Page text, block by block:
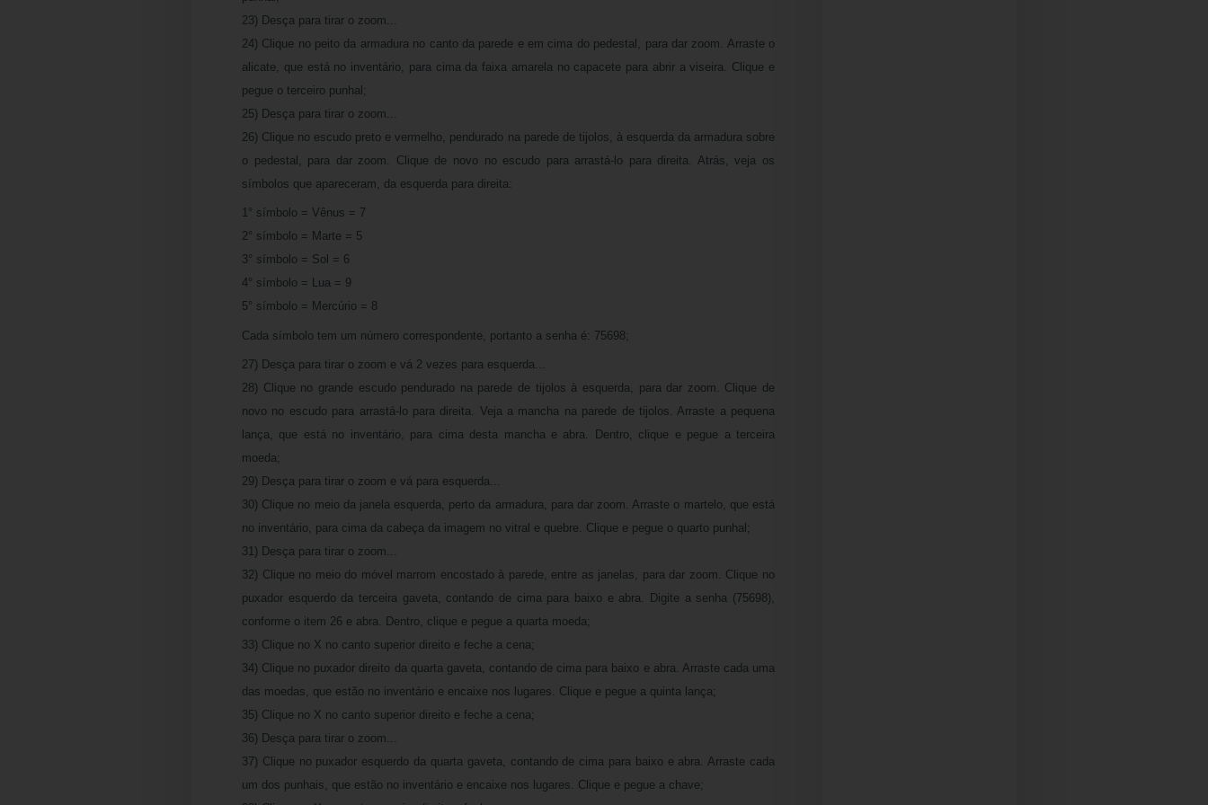
23) Desça para tirar o zoom...
24) Clique no peito da armadura no canto da parede e em cima do pedestal, para dar zoom. Arraste o
alicate, que está no inventário, para cima da faixa amarela no capacete para abrir a viseira. Clique e
pegue o terceiro punhal;
25) Desça para tirar o zoom...
26) Clique no escudo preto e vermelho, pendurado na parede de tijolos, à esquerda da armadura sobre
o pedestal, para dar zoom. Clique de novo no escudo para arrastá-lo para direita. Atrás, veja os
símbolos que apareceram, da esquerda para direita:
1° símbolo = Vênus = 7
2° símbolo = Marte = 5
3° símbolo = Sol = 6
4° símbolo = Lua = 9
5° símbolo = Mercúrio = 8
Cada símbolo tem um número correspondente, portanto a senha é: 75698;
27) Desça para tirar o zoom e vá 2 vezes para esquerda...
28) Clique no grande escudo pendurado na parede de tijolos à esquerda, para dar zoom. Clique de
novo no escudo para arrastá-lo para direita. Veja a mancha na parede de tijolos. Arraste a pequena
lança, que está no inventário, para cima desta mancha e abra. Dentro, clique e pegue a terceira
moeda;
29) Desça para tirar o zoom e vá para esquerda...
30) Clique no meio da janela esquerda, perto da armadura, para dar zoom. Arraste o martelo, que está
no inventário, para cima da cabeça da imagem no vitral e quebre. Clique e pegue o quarto punhal;
31) Desça para tirar o zoom...
32) Clique no meio do móvel marrom encostado à parede, entre as janelas, para dar zoom. Clique no
puxador esquerdo da terceira gaveta, contando de cima para baixo e abra. Digite a senha (75698),
conforme o item 26 e abra. Dentro, clique e pegue a quarta moeda;
33) Clique no X no canto superior direito e feche a cena;
34) Clique no puxador direito da quarta gaveta, contando de cima para baixo e abra. Arraste cada uma
das moedas, que estão no inventário e encaixe nos lugares. Clique e pegue a quinta lança;
35) Clique no X no canto superior direito e feche a cena;
36) Desça para tirar o zoom...
37) Clique no puxador esquerdo da quarta gaveta, contando de cima para baixo e abra. Arraste cada
um dos punhais, que estão no inventário e encaixe nos lugares. Clique e pegue a chave;